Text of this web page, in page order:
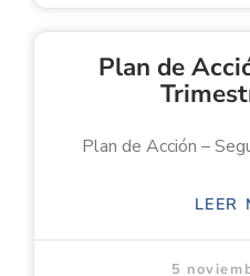
Plan de
Plan de Acción –
LEER
5